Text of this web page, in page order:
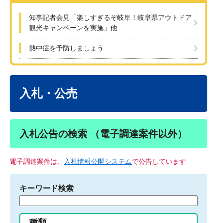
知事記者会見「楽しすぎるぞ岐阜！岐阜県アウトドア
観光キャンペーンを実施」他
熱中症を予防しましょう
入札・公売
入札公告の検索 （電子調達案件以外）
電子調達案件は、 入札情報公開システムで公告しています
キーワード検索